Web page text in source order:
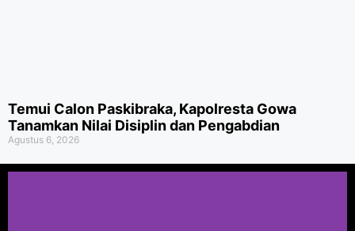
Temui Calon Paskibraka, Kapolresta Gowa
Tanamkan Nilai Disiplin dan Pengabdian
Agustus 6, 2026